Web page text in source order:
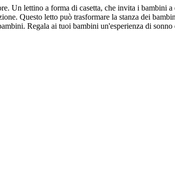
Un lettino a forma di casetta, che invita i bambini
Questo letto può trasformare la stanza dei
Regala ai tuoi bambini un'esperienza di